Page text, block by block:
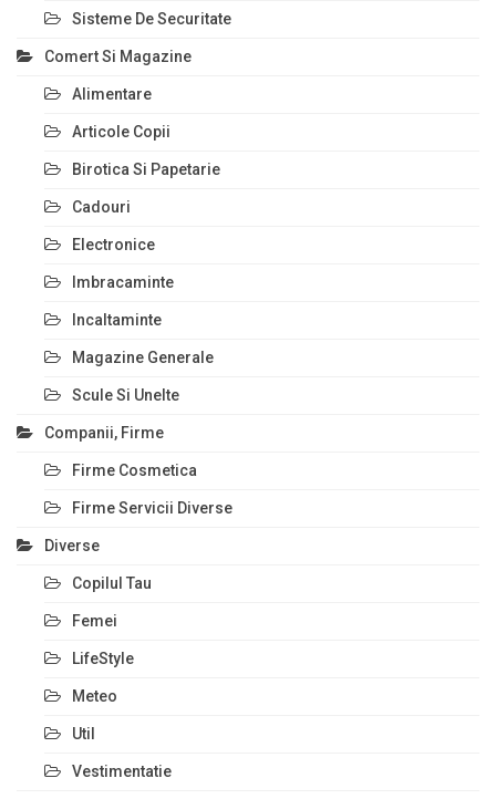
Sisteme De Securitate
Comert Si Magazine
Alimentare
Articole Copii
Birotica Si Papetarie
Cadouri
Electronice
Imbracaminte
Incaltaminte
Magazine Generale
Scule Si Unelte
Companii, Firme
Firme Cosmetica
Firme Servicii Diverse
Diverse
Copilul Tau
Femei
LifeStyle
Meteo
Util
Vestimentatie